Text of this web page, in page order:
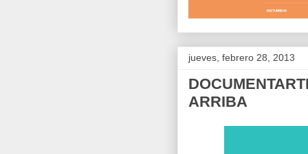
jueves, febrero 28, 2013
ARRIBA